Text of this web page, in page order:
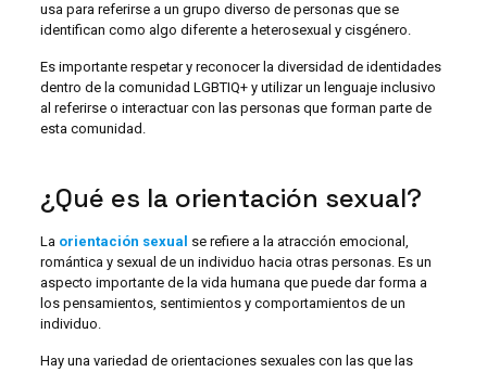
usa para referirse a un grupo diverso de personas que se
identifican como algo diferente a heterosexual y cisgénero.
Es importante respetar y reconocer la diversidad de identidades
dentro de la comunidad LGBTIQ+ y utilizar un lenguaje inclusivo
al referirse o interactuar con las personas que forman parte de
esta comunidad.
¿Qué es la orientación sexual?
La orientación sexual se refiere a la atracción emocional,
romántica y sexual de un individuo hacia otras personas. Es un
aspecto importante de la vida humana que puede dar forma a
los pensamientos, sentimientos y comportamientos de un
individuo.
Hay una variedad de orientaciones sexuales con las que las